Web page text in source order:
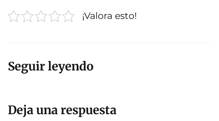
¡Valora esto!
Seguir leyendo
Deja una respuesta